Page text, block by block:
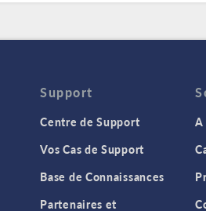
Support
Centre de Support
Vos Cas de Support
Base de Connaissances
Partenaires et
A